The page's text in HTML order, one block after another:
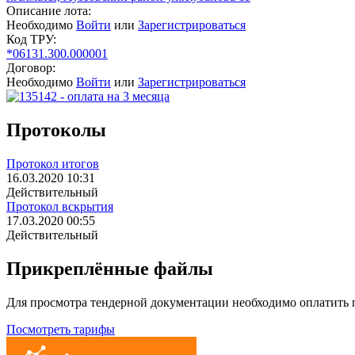
Описание лота:
Необходимо Войти или Зарегистрироваться
Код ТРУ:
*06131.300.000001
Договор:
Необходимо Войти или Зарегистрироваться
Протоколы
Протокол итогов
16.03.2020 10:31
Действительный
Протокол вскрытия
17.03.2020 00:55
Действительный
Прикреплённые файлы
Для просмотра тендерной документации необходимо оплатить
Посмотреть тарифы